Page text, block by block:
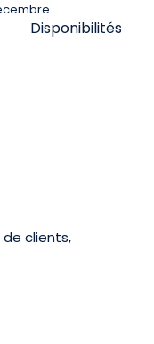
Disponibilités
de clients,